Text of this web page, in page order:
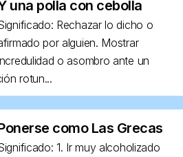
una polla con cebolla
Rechazar lo dicho o
por alguien. Mostrar
o asombro ante un
rotun...
como Las Grecas
1. Ir muy alcoholizado